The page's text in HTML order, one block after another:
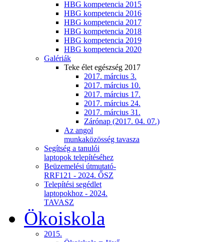
HBG kompetencia 2015
HBG kompetencia 2016
HBG kompetencia 2017
HBG kompetencia 2018
HBG kompetencia 2019
HBG kompetencia 2020
Galériák
Teke élet egészség 2017
2017. március 3.
2017. március 10.
2017. március 17.
2017. március 24.
2017. március 31.
Zárónap (2017. 04. 07.)
Az angol
munkaközösség tavasza
Segítség a tanulói
laptopok telepítéséhez
Beüzemelési útmutató-
RRF121 - 2024. ŐSZ
Telepítési segédlet
laptopokhoz - 2024.
TAVASZ
Ökoiskola
2015.